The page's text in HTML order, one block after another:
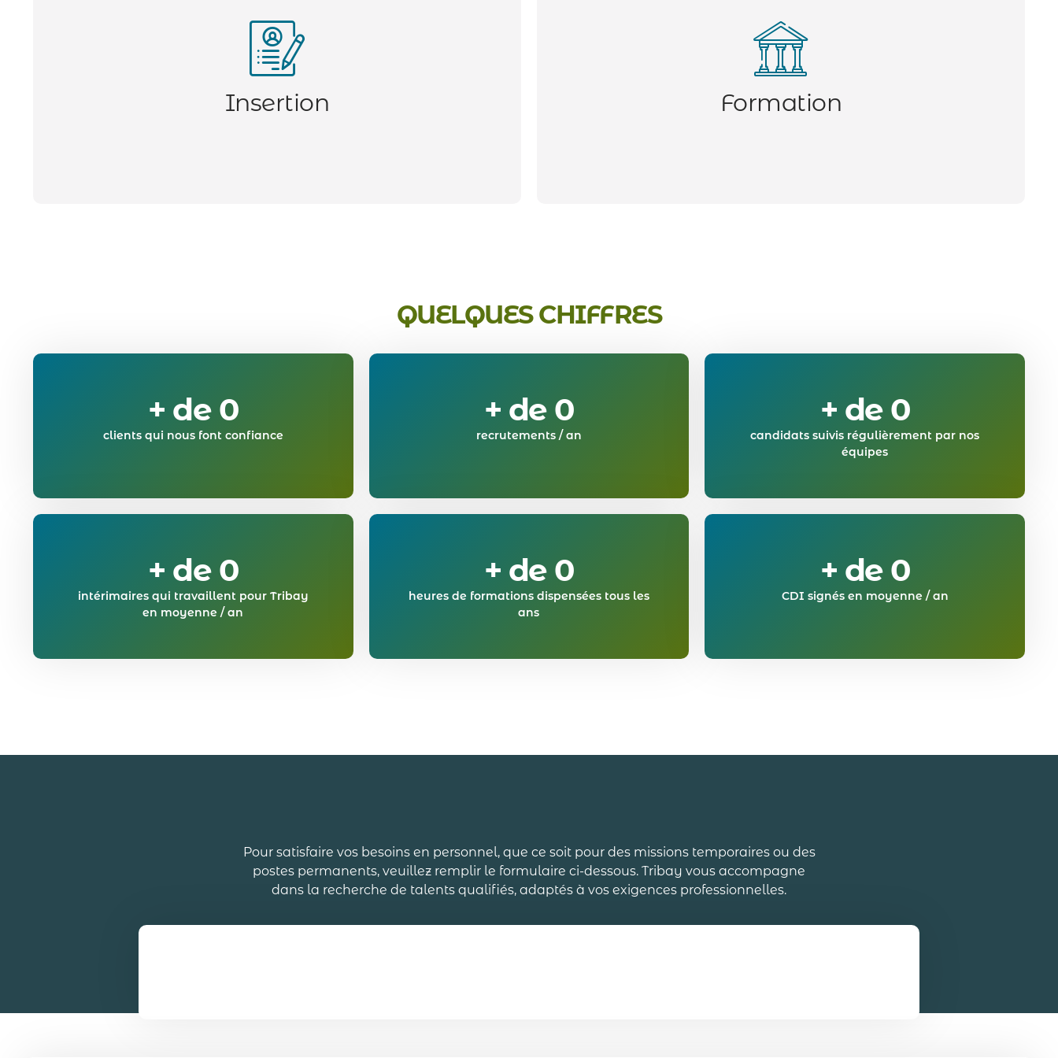
Insertion Formation
QUELQUES CHIFFRES
clients qui nous font confiance
+ de 0
recrutements / an
+ de 0
candidats suivis régulièrement par nos
équipes
+ de 0
intérimaires qui travaillent pour Tribay
en moyenne / an
+ de 0
heures de formations dispensées tous les
ans
+ de 0
CDI signés en moyenne / an
+ de 0
Pour satisfaire vos besoins en personnel, que ce soit pour des missions temporaires ou des
postes permanents, veuillez remplir le formulaire ci-dessous. Tribay vous accompagne
dans la recherche de talents qualifiés, adaptés à vos exigences professionnelles.